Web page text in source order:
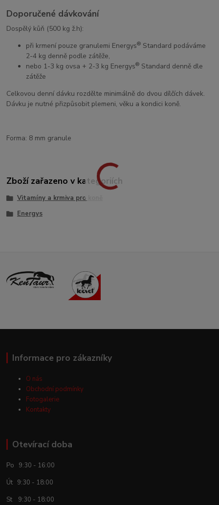
Doporučené dávkování
Dospělý kůň (500 kg ž.h):
při krmení pouze granulemi Energys® Standard podáváme
2-4 kg denně podle zátěže,
nebo 1-3 kg ovsa + 2-3 kg Energys® Standard denně dle
zátěže
Celkovou denní dávku rozdělte minimálně do dvou dílčích dávek.
Dávku je nutné přizpůsobit plemeni, věku a kondici koně.
Forma: 8 mm granule
Zboží zařazeno v kategoriích
Vitamíny a krmiva pro koně
Energys
Informace pro zákazníky
O nás
Obchodní podmínky
Fotogalerie
Kontakty
Otevírací doba
Po 9:30 - 16:00
Út 9:30 - 18:00
St 9:30 - 18:00